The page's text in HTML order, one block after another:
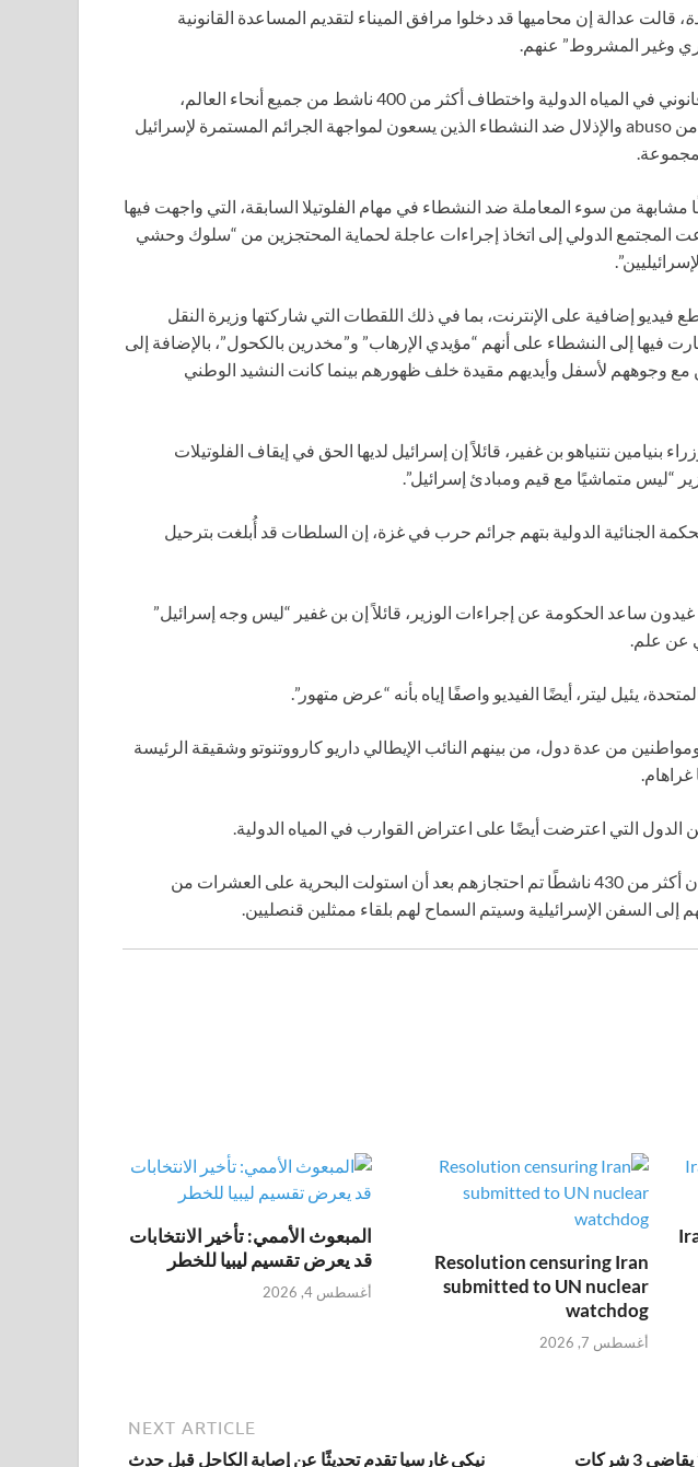
، قالت عدالة إن محاميها قد دخلوا مرافق الميناء لتقديم المساعدة القانونية
وغير المشروط” عنهم.
“بعد اعتراض السفينة بشكل غير قانوني في المياه الدولية واختطاف أكثر من 400 ناشط من جميع أنحاء العالم،
تستخدم إسرائيل سياسة إجرامية من abuso والإذلال ضد النشطاء الذين يسعون لمواجهة الجرائم المستمرة لإسرائيل
مشابهة من سوء المعاملة ضد النشطاء في مهام الفلوتيلا السابقة، التي واجهت فيها
المجتمع الدولي إلى اتخاذ إجراءات عاجلة لحماية المحتجزين من “سلوك وحشي
فيديو إضافية على الإنترنت، بما في ذلك اللقطات التي شاركتها وزيرة النقل
فيها إلى النشطاء على أنهم “مؤيدي الإرهاب” و”مخدرين بالكحول”، بالإضافة إلى
مع وجوههم لأسفل وأيديهم مقيدة خلف ظهورهم بينما كانت النشيد الوطني
بنيامين نتنياهو بن غفير، قائلاً إن إسرائيل لديها الحق في إيقاف الفلوتيلات
“ليس متماشيًا مع قيم ومبادئ إسرائيل”.
الجنائية الدولية بتهم جرائم حرب في غزة، إن السلطات قد أُبلغت بترحيل
غيدون ساعد الحكومة عن إجراءات الوزير، قائلاً إن بن غفير “ليس وجه إسرائيل”
عن علم.
يئيل ليتر، أيضًا الفيديو واصفًا إياه بأنه “عرض متهور”.
من عدة دول، من بينهم النائب الإيطالي داريو كارووتنوتو وشقيقة الرئيسة
غراهام.
الدول التي اعترضت أيضًا على اعتراض القوارب في المياه الدولية.
قالت وزارة الخارجية الإسرائيلية إن أكثر من 430 ناشطًا تم احتجازهم بعد أن استولت البحرية على العشرات من
إلى السفن الإسرائيلية وسيتم السماح لهم بلقاء ممثلين قنصليين.
Resolution censuring Iran
submitted to UN nuclear
watchdog
أغسطس 7, 2026
المبعوث الأممي: تأخير الانتخابات
قد يعرض تقسيم ليبيا للخطر
أغسطس 4, 2026
مالك موسيقى “الفول السوداني” يقاضي 3 شركات
NEXT ARTICLE
نيكي غارسيا تقدم تحديثًا عن إصابة الكاحل قبل حدث